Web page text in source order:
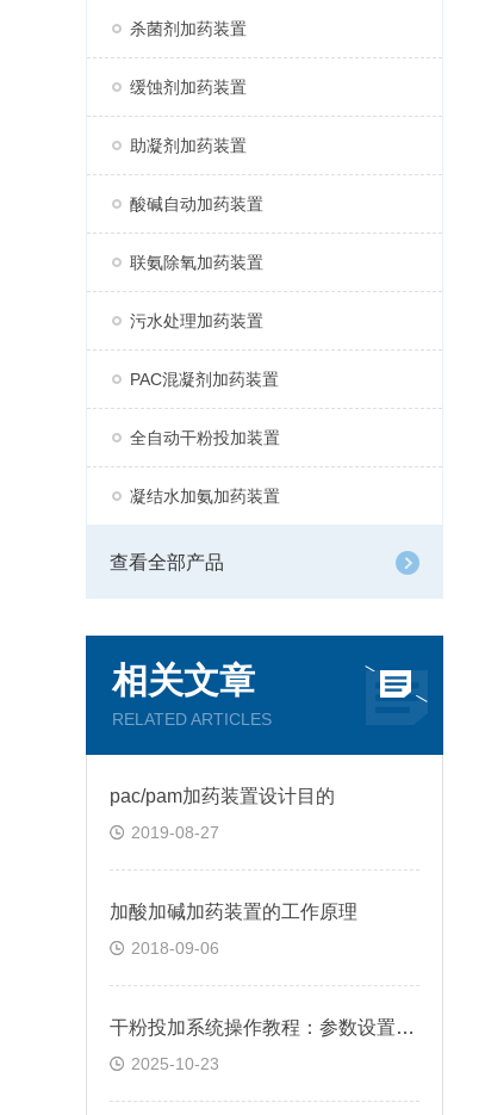
杀菌剂加药装置
缓蚀剂加药装置
助凝剂加药装置
酸碱自动加药装置
联氨除氧加药装置
污水处理加药装置
PAC混凝剂加药装置
全自动干粉投加装置
凝结水加氨加药装置
查看全部产品
相关文章
RELATED ARTICLES
pac/pam加药装置设计目的
2019-08-27
加酸加碱加药装置的工作原理
2018-09-06
干粉投加系统操作教程：参数设置、粉体输送控制与投加量校准步骤
2025-10-23